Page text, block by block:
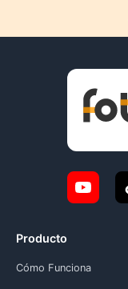
Producto
Cómo Funciona